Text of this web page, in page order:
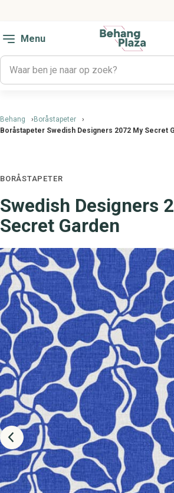
Menu
Behang
Boråstapeter
Boråstapeter Swedish Designers 2072 My Secret
BORÅSTAPETER
Swedish Designers
Secret Garden